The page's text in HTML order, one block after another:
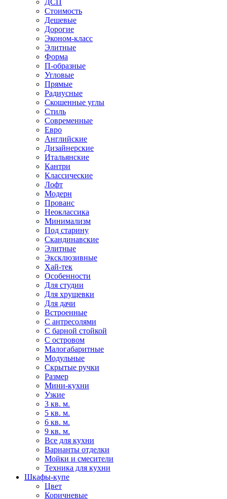
ДСП
Стоимость
Дешевые
Дорогие
Эконом-класс
Элитные
Форма
П-образные
Угловые
Прямые
Радиусные
Скошенные углы
Стиль
Современные
Евро
Английские
Дизайнерские
Итальянские
Кантри
Классические
Лофт
Модерн
Прованс
Неоклассика
Минимализм
Под старину
Скандинавские
Элитные
Эксклюзивные
Хай-тек
Особенности
Для студии
Для хрущевки
Для дачи
Встроенные
С антресолями
С барной стойкой
С островом
Малогабаритные
Модульные
Скрытые ручки
Размер
Мини-кухни
Узкие
3 кв. м.
5 кв. м.
6 кв. м.
9 кв. м.
Все для кухни
Варианты отделки
Мойки и смесители
Техника для кухни
Шкафы-купе
Цвет
Коричневые